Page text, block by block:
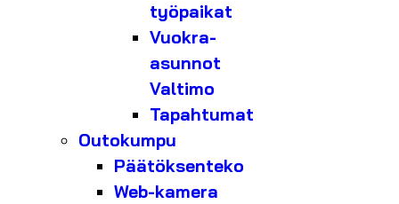
työpaikat
Vuokra-
asunnot
Valtimo
Tapahtumat
Outokumpu
Päätöksenteko
Web-kamera